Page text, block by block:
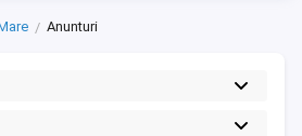
Anunturi